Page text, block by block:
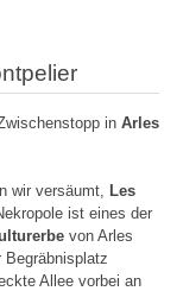
in Arles
wir versäumt,
Les
ist eines der
von Arles
Begräbnisplatz
Allee vorbei an